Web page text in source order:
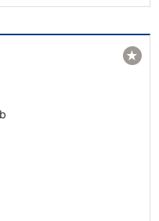
★